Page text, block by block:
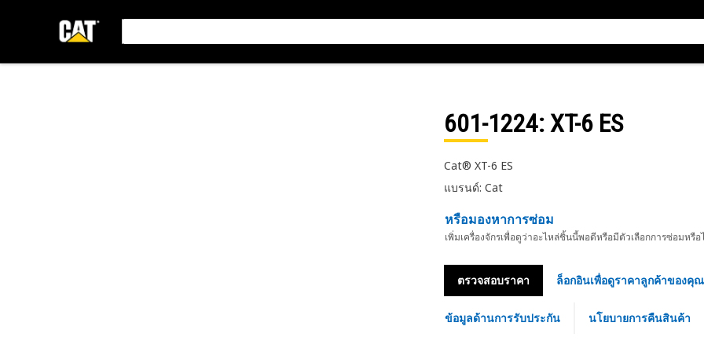
601-1224: XT-6 ES
Cat® XT-6 ES
แบรนด์: Cat
หรือมองหาการซ่อม
เพิ่มเครื่องจักรเพื่อดูว่าอะไหล่ชิ้นนี้พอดีหรือมีตัวเลือกการซ่อมหรือ
ตรวจสอบราคา ล็อกอินเพื่อดูราคาลูกค้าของคุณ
ข้อมูลด้านการรับประกัน นโยบายการคืนสินค้า